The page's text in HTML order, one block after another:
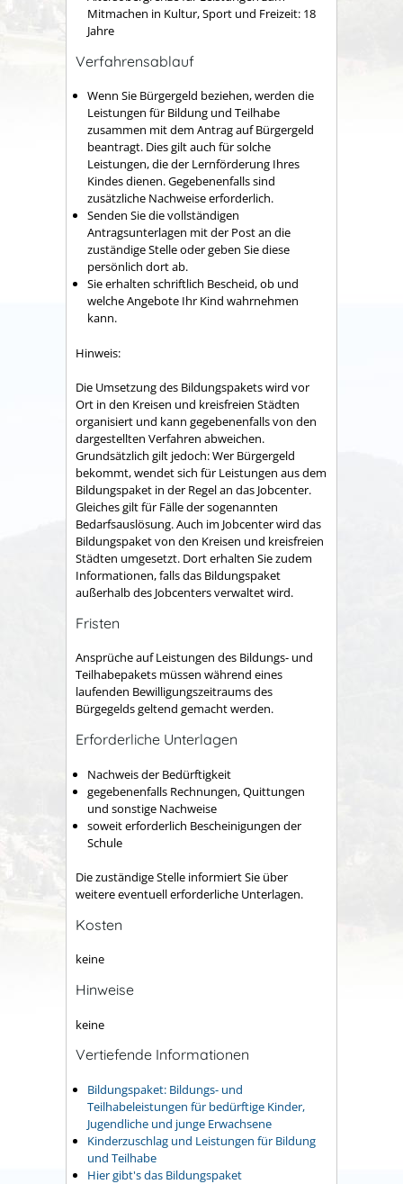
Mitmachen in Kultur, Sport und Freizeit: 18
Jahre
Verfahrensablauf
Wenn Sie Bürgergeld beziehen, werden die
Leistungen für Bildung und Teilhabe
zusammen mit dem Antrag auf Bürgergeld
beantragt. Dies gilt auch für solche
Leistungen, die der Lernförderung Ihres
Kindes dienen. Gegebenenfalls sind
zusätzliche Nachweise erforderlich.
Senden Sie die vollständigen
Antragsunterlagen mit der Post an die
zuständige Stelle oder geben Sie diese
persönlich dort ab.
Sie erhalten schriftlich Bescheid, ob und
welche Angebote Ihr Kind wahrnehmen
kann.
Hinweis:
Die Umsetzung des Bildungspakets wird vor
Ort in den Kreisen und kreisfreien Städten
organisiert und kann gegebenenfalls von den
dargestellten Verfahren abweichen.
Grundsätzlich gilt jedoch: Wer Bürgergeld
bekommt, wendet sich für Leistungen aus dem
Bildungspaket in der Regel an das Jobcenter.
Gleiches gilt für Fälle der sogenannten
Bedarfsauslösung. Auch im Jobcenter wird das
Bildungspaket von den Kreisen und kreisfreien
Städten umgesetzt. Dort erhalten Sie zudem
Informationen, falls das Bildungspaket
außerhalb des Jobcenters verwaltet wird.
Fristen
Ansprüche auf Leistungen des Bildungs- und
Teilhabepakets müssen während eines
laufenden Bewilligungszeitraums des
Bürgegelds geltend gemacht werden.
Erforderliche Unterlagen
Nachweis der Bedürftigkeit
gegebenenfalls Rechnungen, Quittungen
und sonstige Nachweise
soweit erforderlich Bescheinigungen der
Schule
Die zuständige Stelle informiert Sie über
weitere eventuell erforderliche Unterlagen.
Kosten
keine
Hinweise
keine
Vertiefende Informationen
Bildungspaket: Bildungs- und
Teilhabeleistungen für bedürftige Kinder,
Jugendliche und junge Erwachsene
Kinderzuschlag und Leistungen für Bildung
und Teilhabe
Hier gibt's das Bildungspaket